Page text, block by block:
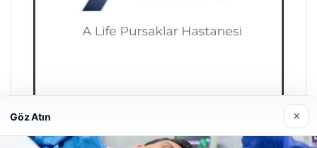
A Life Pursaklar Hastanesi
Göz Atın ×